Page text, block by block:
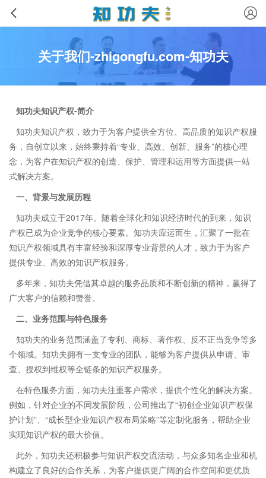
关于我们-zhigongfu.com-知功夫
知功夫知识产权-简介
知功夫知识产权，致力于为客户提供全方位、高品质的知识产权服
务，自创立以来，始终秉持着“专业、高效、创新、服务”的核心理
念，为客户在知识产权的创造、保护、管理和运用等方面提供一站
式解决方案。
一、背景与发展历程
知功夫成立于2017年。随着全球化和知识经济时代的到来，知识
产权已成为企业竞争的核心要素。知功夫应运而生，汇聚了一批在
知识产权领域具有丰富经验和深厚专业背景的人才，致力于为客户
提供专业、高效的知识产权服务。
多年来，知功夫凭借其卓越的服务品质和不断创新的精神，赢得了
广大客户的信赖和赞誉。
二、业务范围与特色服务
知功夫的业务范围涵盖了专利、商标、著作权、反不正当竞争等多
个领域。知功夫拥有一支专业的团队，能够为客户提供从申请、审
查、授权到维权等全链条的知识产权服务。
在特色服务方面，知功夫注重客户需求，提供个性化的解决方案。
例如，针对企业的不同发展阶段，公司推出了“初创企业知识产权保
护计划”、“成长型企业知识产权布局策略”等定制化服务，帮助企业
实现知识产权的最大价值。
此外，知功夫还积极参与知识产权交流活动，与众多知名企业和机
构建立了良好的合作关系，为客户提供更广阔的合作空间和更优质